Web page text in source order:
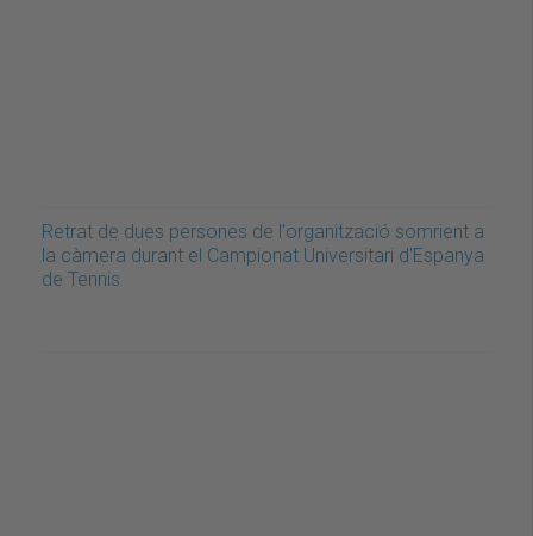
Retrat de dues persones de l'organització somrient a
la càmera durant el Campionat Universitari d'Espanya
de Tennis